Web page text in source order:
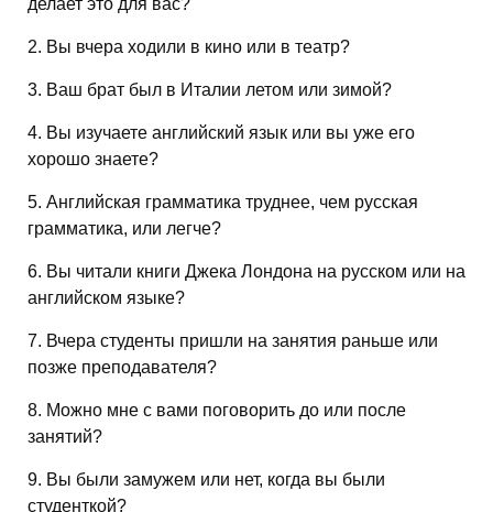
делает это для вас?
2. Вы вчера ходили в кино или в театр?
3. Ваш брат был в Италии летом или зимой?
4. Вы изучаете английский язык или вы уже его
хорошо знаете?
5. Английская грамматика труднее, чем русская
грамматика, или легче?
6. Вы читали книги Джека Лондона на русском или на
английском языке?
7. Вчера студенты пришли на занятия раньше или
позже преподавателя?
8. Можно мне с вами поговорить до или после
занятий?
9. Вы были замужем или нет, когда вы были
студенткой?